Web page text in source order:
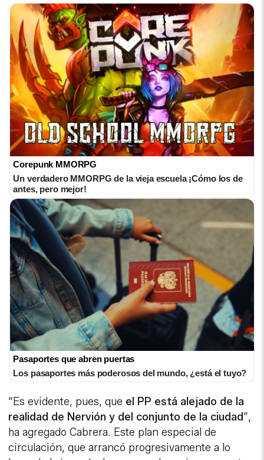
Corepunk MMORPG
Un verdadero MMORPG de la vieja escuela ¡Cómo los de
antes, pero mejor!
Pasaportes que abren puertas
Los pasaportes más poderosos del mundo, ¿está el tuyo?
“Es evidente, pues, que el PP está alejado de la
realidad de Nervión y del conjunto de la ciudad”,
ha agregado Cabrera. Este plan especial de
circulación, que arrancó progresivamente a lo